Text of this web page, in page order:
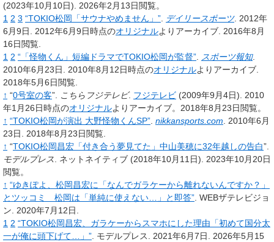
(2023年10月10日). 2026年2月13日閲覧。
1 2 3 “TOKIO松岡「サウナやめません」”. デイリースポーツ. 2012年
6月9日. 2012年6月9日時点のオリジナルよりアーカイブ. 2016年8月
16日閲覧.
1 2 “「怪物くん」短編ドラマでTOKIO松岡が監督”. スポーツ報知.
2010年6月23日. 2010年8月12日時点のオリジナルよりアーカイブ.
2018年5月6日閲覧.
↑ “0号室の客”. こちらフジテレビ. フジテレビ (2009年9月4日). 2010
年1月26日時点のオリジナルよりアーカイブ。2018年8月23日閲覧。
↑ “TOKIO松岡が演出 大野怪物くんSP”. nikkansports.com. 2010年6月
23日. 2018年8月23日閲覧.
↑ “TOKIO松岡昌宏「付き合う夢見てた」中山美穂に32年越しの告白”.
モデルプレス. ネットネイティブ (2018年10月11日). 2023年10月20日
閲覧。
↑ “ゆきぽよ、松岡昌宏に「なんでガラケーから離れないんですか？」
とツッコミ 松岡は「単純に使えない…」と即答”. WEBザテレビジョ
ン. 2020年7月12日.
1 2 “TOKIO松岡昌宏、ガラケーからスマホにした理由「初めて国分太
一が俺に頭下げて…」”. モデルプレス. 2021年6月7日. 2026年5月15